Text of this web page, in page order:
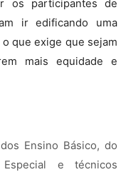
os participantes de
ir edificando uma
que exige que sejam
mais equidade e
Ensino Básico, do
e técnicos